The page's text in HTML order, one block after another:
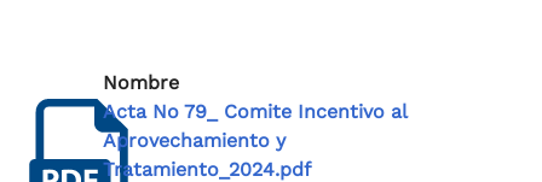
Nombre
Acta No 79_ Comite Incentivo al
Aprovechamiento y
Tratamiento_2024.pdf